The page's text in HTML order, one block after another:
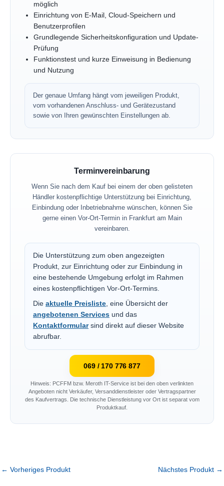
möglich
Einrichtung von E-Mail, Cloud-Speichern und
Benutzerprofilen
Grundlegende Sicherheitskonfiguration und Update-
Prüfung
Funktionstest und kurze Einweisung in Bedienung
und Nutzung
Der genaue Umfang hängt vom jeweiligen Produkt,
vom vorhandenen Anschluss- und Gerätezustand
sowie von Ihren gewünschten Einstellungen ab.
Terminvereinbarung
Wenn Sie nach dem Kauf bei einem der oben gelisteten
Händler kostenpflichtige Unterstützung bei Einrichtung,
Einbindung oder Inbetriebnahme wünschen, können Sie
gerne einen Vor-Ort-Termin in Frankfurt am Main
vereinbaren.
Die Unterstützung zum oben angezeigten
Produkt, zur Einrichtung oder zur Einbindung in
eine bestehende Umgebung erfolgt im Rahmen
eines kostenpflichtigen Vor-Ort-Termins.
Die aktuelle Preisliste, eine Übersicht der
angebotenen Services und das
Kontaktformularsind direkt auf dieser Website
abrufbar.
069 / 170 776 877
Hinweis: PCFFM bzw. Meroth IT-Service ist bei den oben verlinkten
Angeboten nicht Verkäufer, Versanddienstleister oder Vertragspartner
des Kaufvertrags. Die technische Dienstleistung vor Ort ist separat vom
Produktkauf.
← Vorheriges Produkt Nächstes Produkt →